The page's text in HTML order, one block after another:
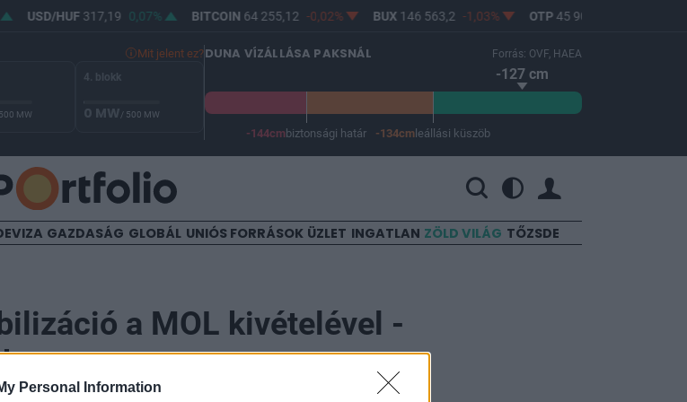
Personal Information
USD/HUF317,19 0,07% BITCOIN64 255,12 -0,02% BUX146 563,2 -1,03% OTP 45 900
Mit jelent ez?
MW
4. blokk
0 MW/ 500 MW
DUNA VÍZÁLLÁSA PAKSNÁL Forrás: OVF, HAEA
-127 cm
-144cm biztonsági határ -134cm leállási küszöb
GAZDASÁG GLOBÁL UNIÓS FORRÁSOK ÜZLET INGATLAN ZÖLD VILÁG TŐZSDE
a MOL kivételével -